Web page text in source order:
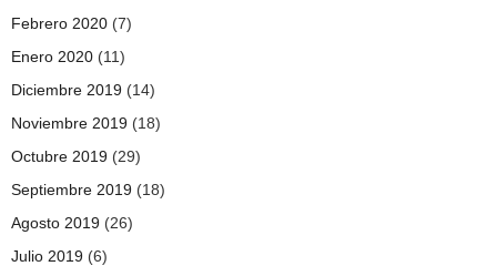
Febrero 2020 (7)
Enero 2020 (11)
Diciembre 2019 (14)
Noviembre 2019 (18)
Octubre 2019 (29)
Septiembre 2019 (18)
Agosto 2019 (26)
Julio 2019 (6)